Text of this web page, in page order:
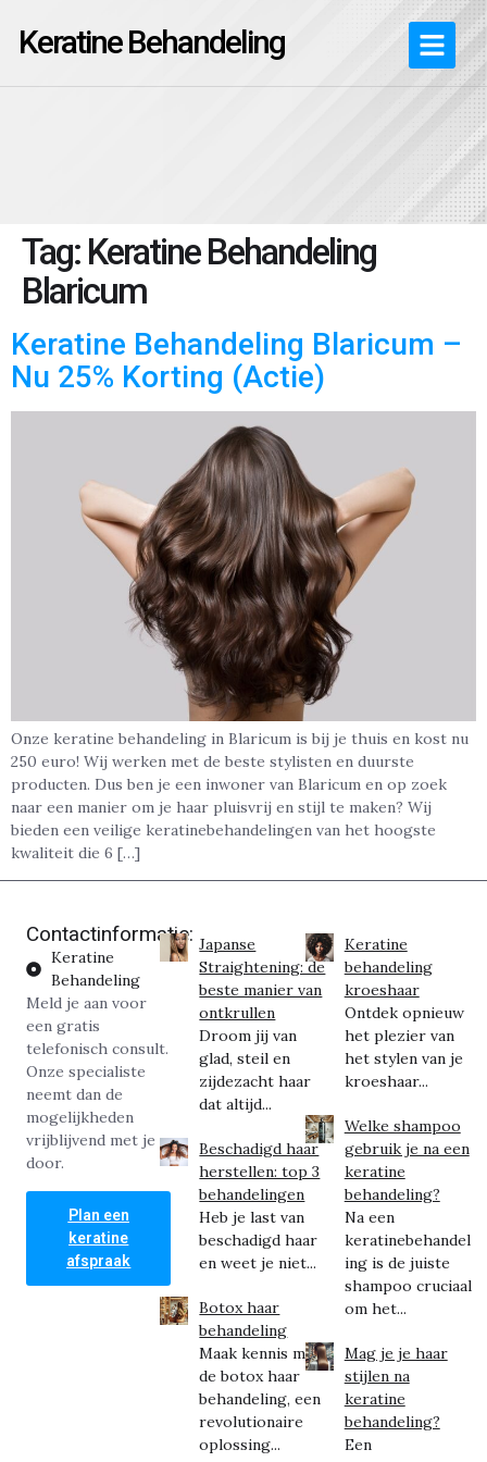
Keratine Behandeling
Tag: Keratine Behandeling
Blaricum
Keratine Behandeling Blaricum –
Nu 25% Korting (Actie)
Onze keratine behandeling in Blaricum is bij je thuis en kost nu
250 euro! Wij werken met de beste stylisten en duurste
producten. Dus ben je een inwoner van Blaricum en op zoek
naar een manier om je haar pluisvrij en stijl te maken? Wij
bieden een veilige keratinebehandelingen van het hoogste
kwaliteit die 6 […]
Contactinformatie:
Keratine
Behandeling
Meld je aan voor
een gratis
telefonisch consult.
Onze specialiste
neemt dan de
mogelijkheden
vrijblijvend met je
door.
Plan een
keratine
afspraak
Japanse
Straightening: de
beste manier van
ontkrullen
Droom jij van
glad, steil en
zijdezacht haar
dat altijd...
Beschadigd haar
herstellen: top 3
behandelingen
Heb je last van
beschadigd haar
en weet je niet...
Botox haar
behandeling
Maak kennis met
de botox haar
behandeling, een
revolutionaire
oplossing...
Keratine
behandeling
kroeshaar
Ontdek opnieuw
het plezier van
het stylen van je
kroeshaar...
Welke shampoo
gebruik je na een
keratine
behandeling?
Na een
keratinebehandel
ing is de juiste
shampoo cruciaal
om het...
Mag je je haar
stijlen na
keratine
behandeling?
Een